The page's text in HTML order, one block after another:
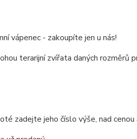
vápenec - zakoupíte jen u nás!
terarijní zvířata daných rozměrů
zadejte jeho číslo výše, nad